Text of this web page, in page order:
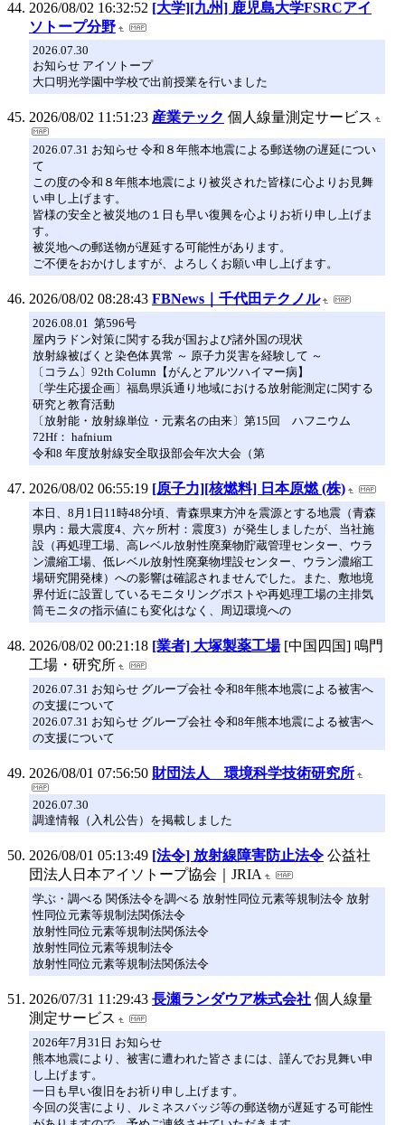
2026/08/02 16:32:52 [大学][九州] 鹿児島大学FSRCアイ
ソトープ分野
2026.07.30
お知らせ アイソトープ
大口明光学園中学校で出前授業を行いました
2026/08/02 11:51:23 産業テック 個人線量測定サービス
2026.07.31 お知らせ 令和８年熊本地震による郵送物の遅延につい
て
この度の令和８年熊本地震により被災された皆様に心よりお見舞
い申し上げます。
皆様の安全と被災地の１日も早い復興を心よりお祈り申し上げま
す。
被災地への郵送物が遅延する可能性があります。
ご不便をおかけしますが、よろしくお願い申し上げます。
2026/08/02 08:28:43 FBNews｜千代田テクノル
2026.08.01 第596号
屋内ラドン対策に関する我が国および諸外国の現状
放射線被ばくと染色体異常 ～ 原子力災害を経験して ～
〔コラム〕92th Column【がんとアルツハイマー病】
〔学生応援企画〕福島県浜通り地域における放射能測定に関する
研究と教育活動
〔放射能・放射線単位・元素名の由来〕第15回 ハフニウム
72Hf： hafnium
令和8 年度放射線安全取扱部会年次大会（第
2026/08/02 06:55:19 [原子力][核燃料] 日本原燃 (株)
本日、8月1日11時48分頃、青森県東方沖を震源とする地震（青森
県内：最大震度4、六ヶ所村：震度3）が発生しましたが、当社施
設（再処理工場、高レベル放射性廃棄物貯蔵管理センター、ウラ
ン濃縮工場、低レベル放射性廃棄物埋設センター、ウラン濃縮工
場研究開発棟）への影響は確認されませんでした。また、敷地境
界付近に設置しているモニタリングポストや再処理工場の主排気
筒モニタの指示値にも変化はなく、周辺環境への
2026/08/02 00:21:18 [業者] 大塚製薬工場 [中国四国] 鳴門
工場・研究所
2026.07.31 お知らせ グループ会社 令和8年熊本地震による被害へ
の支援について
2026.07.31 お知らせ グループ会社 令和8年熊本地震による被害へ
の支援について
2026/08/01 07:56:50 財団法人 環境科学技術研究所
2026.07.30
調達情報（入札公告）を掲載しました
2026/08/01 05:13:49 [法令] 放射線障害防止法令 公益社
団法人日本アイソトープ協会｜JRIA
学ぶ・調べる 関係法令を調べる 放射性同位元素等規制法令 放射
性同位元素等規制法関係法令
放射性同位元素等規制法関係法令
放射性同位元素等規制法令
放射性同位元素等規制法関係法令
2026/07/31 11:29:43 長瀬ランダウア株式会社 個人線量
測定サービス
2026年7月31日 お知らせ
熊本地震により、被害に遭われた皆さまには、謹んでお見舞い申
し上げます。
一日も早い復旧をお祈り申し上げます。
今回の災害により、ルミネスバッジ等の郵送物が遅延する可能性